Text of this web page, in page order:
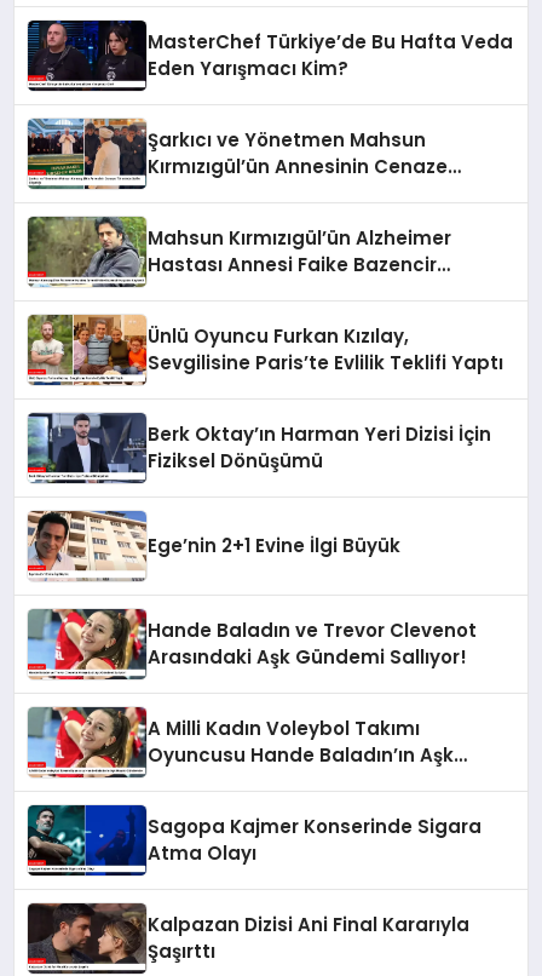
MasterChef Türkiye’de Bu Hafta Veda
Eden Yarışmacı Kim?
Şarkıcı ve Yönetmen Mahsun
Kırmızıgül’ün Annesinin Cenaze
Mahsun Kırmızıgül’ün Alzheimer
Hastası Annesi Faike Bazencir
Ünlü Oyuncu Furkan Kızılay,
Sevgilisine Paris’te Evlilik Teklifi Yaptı
Berk Oktay’ın Harman Yeri Dizisi İçin
Fiziksel Dönüşümü
Ege’nin 2+1 Evine İlgi Büyük
Hande Baladın ve Trevor Clevenot
Arasındaki Aşk Gündemi Sallıyor!
A Milli Kadın Voleybol Takımı
Oyuncusu Hande Baladın’ın Aşk
Sagopa Kajmer Konserinde Sigara
Atma Olayı
Kalpazan Dizisi Ani Final Kararıyla
Şaşırttı